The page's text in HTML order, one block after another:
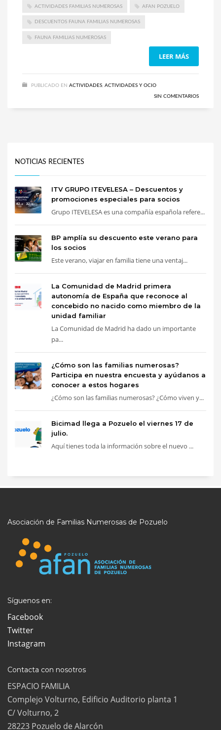
ACTIVIDADES FAMILIAS NUMEROSAS AFAN POZUELO
DESCUENTOS FAUNA FAMILIAS NUMEROSAS
FAUNA FAMILIAS NUMEROSAS
LEER MÁS
PUBLICADO EN ACTIVIDADES, ACTIVIDADES Y OCIO
SIN COMENTARIOS
NOTICIAS RECIENTES
ITV GRUPO ITEVELESA – Descuentos y
promociones especiales para socios
Grupo ITEVELESA es una compañía española refere...
BP amplía su descuento este verano para
los socios
Este verano, viajar en familia tiene una ventaj...
La Comunidad de Madrid primera
autonomía de España que reconoce al
concebido no nacido como miembro de la
unidad familiar
La Comunidad de Madrid ha dado un importante
pa...
¿Cómo son las familias numerosas?
Participa en nuestra encuesta y ayúdanos a
conocer a estos hogares
¿Cómo son las familias numerosas? ¿Cómo viven y...
Bicimad llega a Pozuelo el viernes 17 de
julio.
Aquí tienes toda la información sobre el nuevo ...
Asociación de Familias Numerosas de Pozuelo
Síguenos en:
Facebook
Twitter
Instagram
Contacta con nosotros
ESPACIO FAMILIA
Complejo Volturno, Edificio Auditorio planta 1
C/ Volturno, 2
28223 Pozuelo de Alarcón